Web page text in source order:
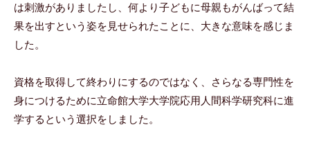
は刺激がありましたし、何より子どもに母親もがんばって結
果を出すという姿を見せられたことに、大きな意味を感じま
した。
資格を取得して終わりにするのではなく、さらなる専門性を
身につけるために立命館大学大学院応用人間科学研究科に進
学するという選択をしました。